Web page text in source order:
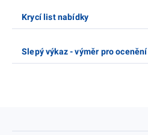
Krycí list nabídky
Slepý výkaz - výměr pro ocenění